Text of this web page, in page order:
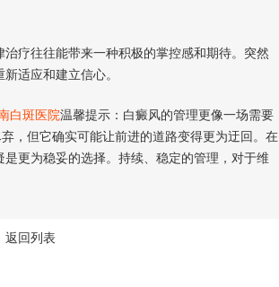
疗往往能带来一种积极的掌控感和期待。突然
适应和建立信心。
白斑医院温馨提示：白癜风的管理更像一场需要
，但它确实可能让前进的道路变得更为迂回。在
更为稳妥的选择。持续、稳定的管理，对于维
返回列表